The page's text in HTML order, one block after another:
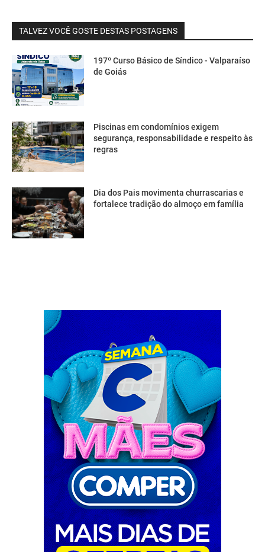
TALVEZ VOCÊ GOSTE DESTAS POSTAGENS
197º Curso Básico de Síndico - Valparaíso
de Goiás
Piscinas em condomínios exigem
segurança, responsabilidade e respeito às
regras
Dia dos Pais movimenta churrascarias e
fortalece tradição do almoço em família